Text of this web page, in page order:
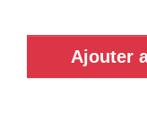
Ajouter